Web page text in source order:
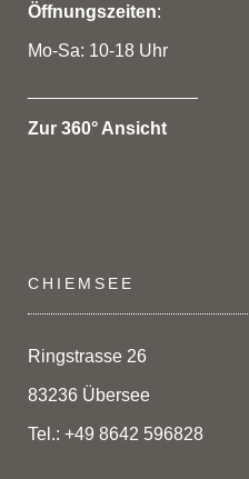
Öffnungszeiten:
Mo-Sa: 10-18 Uhr
Zur 360° Ansicht
CHIEMSEE
Ringstrasse 26
83236 Übersee
Tel.: +49 8642 596828